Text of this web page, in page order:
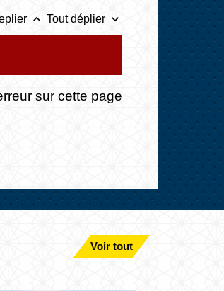
keyboard_arrow_up Tout déplier keyboard_arrow_down
sur cette page
Voir tout